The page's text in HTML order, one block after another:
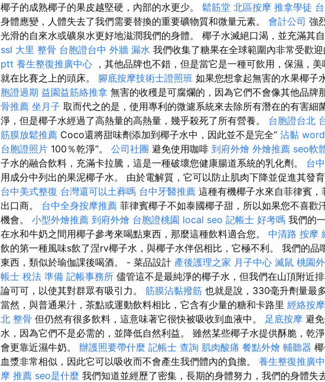
椰子的成熟椰子的果皮越堅硬，內部的水更少。 鬆筋堂 北區按摩 推拿學徒
身體應變，人體失去了我們需要替換的重要礦物質和微量元素。 會計公司 強
光滑的自來水或礦泉水更好地滋潤我們的身體。 椰子水滅絕口渴，並充滿其
ssl 大里 整骨 台胞證台中 外牆 漏水 我們收集了糖果在全球範圍內非常受歡迎
ptt 養生整復推廣中心 ，其他品牌也不錯，但是當它是一種可飲用，保濕，
就在比賽之上的頭床。 腳底按摩技術士證照班 如果您想拿起無害的水果椰子
胞證過期 益園益筋絡推拿 無害的收穫是可腐爛的，因為它們不會像其他品牌
骨推薦 坐月子 取而代之的是，使用專利的微濾系統來去除所有潛在的有害細
淨，但是椰子水經過了高熱量的高熱量，幾乎殺死了所有營養。 台胞證台北
筋膜放鬆推薦 Coco還將甜味劑添加到椰子水中，因此並不是完全“ 沾黏
台胞證照片 100％乾淨”。 公司社團 避免使用咖啡 到府外燴 外燴推薦 seo軟
子水的融合飲料，充滿卡拉騰，這是一種破壞您健康腸道系統的乳化劑。 台
用成分中列出的果泥椰子水。 由於電解質，它可以防止肌肉下降並促進其發育
台中美式整復 台灣還可以土葬嗎 台中牙醫推薦 這種有機椰子水來自菲律賓
出口商。 台中全身按摩推薦 菲律賓椰子不如泰國椰子甜，所以如果您不喜歡
機會。 小型外燴推薦 到府外燴 台胞證桃園 local seo 記帳士 好考嗎 我們的
在水和牛奶之間用椰子參考來喝點東西，那麼這種飲料適合您。 中清路 按摩
飲的第一種風味s飲了涅rv椰子水，與椰子水伴侶相比，它極不利。 我們的品
東西，類似於瑜伽課後喝酒。 - 菜品設計 產後護理之家 月子中心 滅鼠 桃園
帳士 稅法 準備 記帳事務所 儘管這不是最純淨的椰子水，但我們在山頂附近
論可可，以使其對群眾有吸引力。 筋膜沾黏撥筋 也就是說，330毫升劑量最
當然，與普通果汁，茶點或運動飲料相比，它含有少量的糖和卡路里 經絡按
北 整骨 但仍然有很多飲料，這意味著它很快被吸收到血液中。 足底按摩 避
水，因為它們不是必需的，並降低自然利益。 雖然某些椰子水提供酥脆，乾
會更靠近濕牛奶。 辦護照要帶什麼 記帳士 查詢 肌肉酸痛 餐點外燴 輔聽器
血漿非常相似，因此它可以吸收而不會產生我們體內的負擔。 養生整復推廣
摩 推薦 seo是什麼 我們知道並經歷了密集，長期的身體努力，我們的身體失